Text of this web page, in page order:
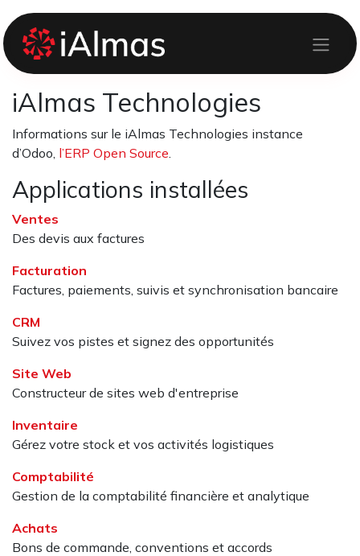
Se rendre au contenu
iAlmas Technologies
Informations sur le iAlmas Technologies instance
d’Odoo, l’ERP Open Source
Applications installées
Ventes
Des devis aux factures
Facturation
Factures, paiements, suivis et synchronisation bancaire
CRM
Suivez vos pistes et signez des opportunités
Site Web
Constructeur de sites web d'entreprise
Inventaire
Gérez votre stock et vos activités logistiques
Comptabilité
Gestion de la comptabilité financière et analytique
Achats
Bons de commande, conventions et accords